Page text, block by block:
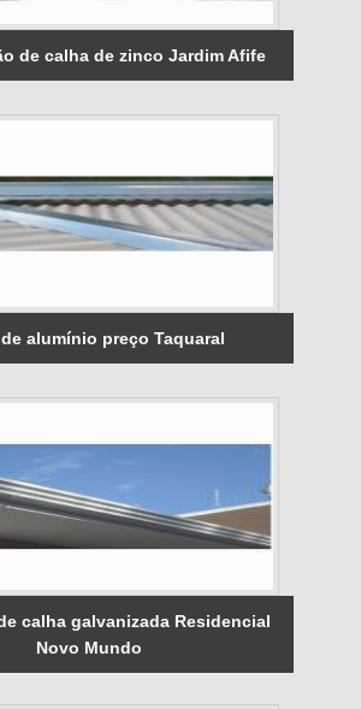
de calha de zinco Jardim Afife
alumínio preço Taquaral
calha galvanizada Residencial
Novo Mundo